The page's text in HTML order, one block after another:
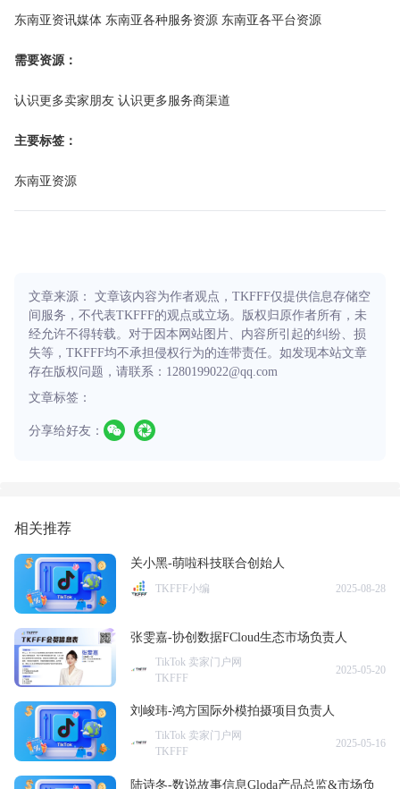
东南亚资讯媒体 东南亚各种服务资源 东南亚各平台资源
需要资源：
认识更多卖家朋友 认识更多服务商渠道
主要标签：
东南亚资源
文章来源： 文章该内容为作者观点，TKFFF仅提供信息存储空
间服务，不代表TKFFF的观点或立场。版权归原作者所有，未
经允许不得转载。对于因本网站图片、内容所引起的纠纷、损
失等，TKFFF均不承担侵权行为的连带责任。如发现本站文章
存在版权问题，请联系：1280199022@qq.com
文章标签：
分享给好友：
相关推荐
关小黑-萌啦科技联合创始人
TKFFF小编 2025-08-28
张雯嘉-协创数据FCloud生态市场负责人
TikTok 卖家门户网
TKFFF
2025-05-20
刘峻玮-鸿方国际外模拍摄项目负责人
TikTok 卖家门户网
TKFFF
2025-05-16
陆诗冬-数说故事信息Gloda产品总监&市场负